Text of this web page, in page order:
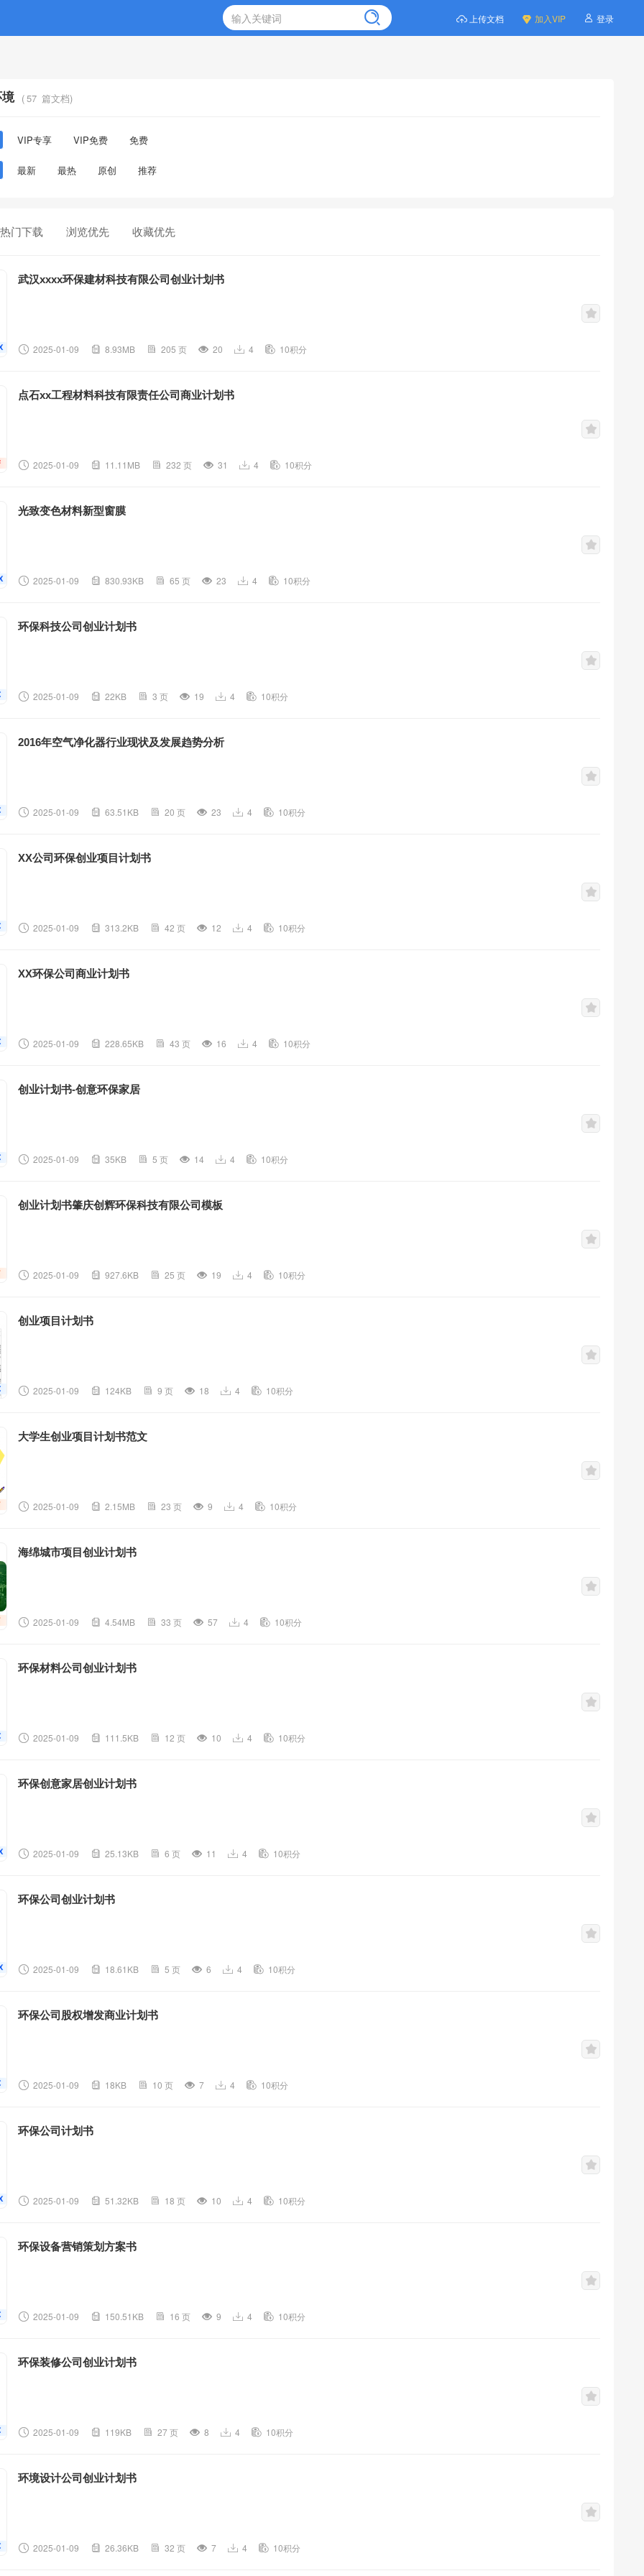
上传文档 加入VIP 登录
( 57 篇文档)
VIP专享 VIP免费 免费
最新 最热 原创 推荐
热门下载 浏览优先 收藏优先
武汉xxxx环保建材科技有限公司创业计划书
2025-01-09 8.93MB 205 页 20 4 10积分
点石xx工程材料科技有限责任公司商业计划书
2025-01-09 11.11MB 232 页 31 4 10积分
光致变色材料新型窗膜
2025-01-09 830.93KB 65 页 23 4 10积分
环保科技公司创业计划书
2025-01-09 22KB 3 页 19 4 10积分
2016年空气净化器行业现状及发展趋势分析
2025-01-09 63.51KB 20 页 23 4 10积分
XX公司环保创业项目计划书
2025-01-09 313.2KB 42 页 12 4 10积分
XX环保公司商业计划书
2025-01-09 228.65KB 43 页 16 4 10积分
创业计划书-创意环保家居
2025-01-09 35KB 5 页 14 4 10积分
创业计划书肇庆创辉环保科技有限公司模板
2025-01-09 927.6KB 25 页 19 4 10积分
创业项目计划书
2025-01-09 124KB 9 页 18 4 10积分
大学生创业项目计划书范文
2025-01-09 2.15MB 23 页 9 4 10积分
海绵城市项目创业计划书
2025-01-09 4.54MB 33 页 57 4 10积分
环保材料公司创业计划书
2025-01-09 111.5KB 12 页 10 4 10积分
环保创意家居创业计划书
2025-01-09 25.13KB 6 页 11 4 10积分
环保公司创业计划书
2025-01-09 18.61KB 5 页 6 4 10积分
环保公司股权增发商业计划书
2025-01-09 18KB 10 页 7 4 10积分
环保公司计划书
2025-01-09 51.32KB 18 页 10 4 10积分
环保设备营销策划方案书
2025-01-09 150.51KB 16 页 9 4 10积分
环保装修公司创业计划书
2025-01-09 119KB 27 页 8 4 10积分
环境设计公司创业计划书
2025-01-09 26.36KB 32 页 7 4 10积分